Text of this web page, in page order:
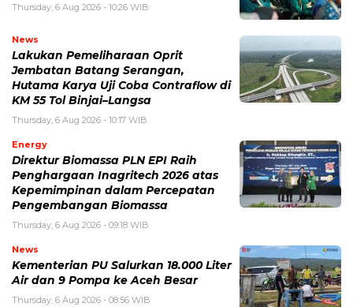
Thursday, 6 Aug 2026 - 10:26 WIB
News
Lakukan Pemeliharaan Oprit
Jembatan Batang Serangan,
Hutama Karya Uji Coba Contraflow di
KM 55 Tol Binjai–Langsa
Thursday, 6 Aug 2026 - 10:17 WIB
Energy
Direktur Biomassa PLN EPI Raih
Penghargaan Inagritech 2026 atas
Kepemimpinan dalam Percepatan
Pengembangan Biomassa
Thursday, 6 Aug 2026 - 09:18 WIB
News
Kementerian PU Salurkan 18.000 Liter
Air dan 9 Pompa ke Aceh Besar
Thursday, 6 Aug 2026 - 08:56 WIB